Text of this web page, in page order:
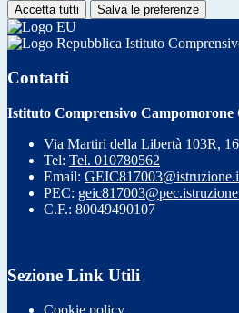
Accetta tutti Salva le preferenze
Istituto
Contatti
Istituto Comprensivo Campomorone
Via Martiri della Libertà 103R,
Tel: Tel. 010780562
Email:
PEC:
C.F.: 80049490107
Sezione Link Utili